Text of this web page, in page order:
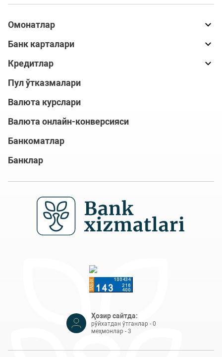
Омонатлар
Банк карталари
Кредитлар
Пул ўтказмалари
Валюта курслари
Валюта онлайн-конверсияси
Банкоматлар
Банклар
Ҳозир сайтда:
рўйхатдан ўтганлар - 0
меҳмонлар - 3